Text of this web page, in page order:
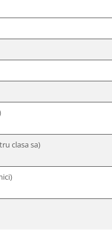
clasa sa)